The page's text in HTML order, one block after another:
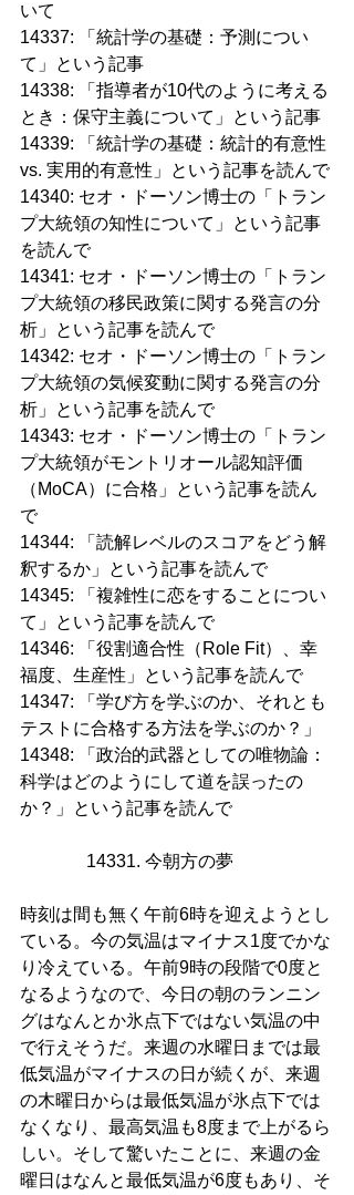
いて
14337: 「統計学の基礎：予測につい
て」という記事
14338: 「指導者が10代のように考える
とき：保守主義について」という記事
14339: 「統計学の基礎：統計的有意性
vs. 実用的有意性」という記事を読んで
14340: セオ・ドーソン博士の「トラン
プ大統領の知性について」という記事
を読んで
14341: セオ・ドーソン博士の「トラン
プ大統領の移民政策に関する発言の分
析」という記事を読んで
14342: セオ・ドーソン博士の「トラン
プ大統領の気候変動に関する発言の分
析」という記事を読んで
14343: セオ・ドーソン博士の「トラン
プ大統領がモントリオール認知評価
（MoCA）に合格」という記事を読ん
で
14344: 「読解レベルのスコアをどう解
釈するか」という記事を読んで
14345: 「複雑性に恋をすることについ
て」という記事を読んで
14346: 「役割適合性（Role Fit）、幸
福度、生産性」という記事を読んで
14347: 「学び方を学ぶのか、それとも
テストに合格する方法を学ぶのか？」
14348: 「政治的武器としての唯物論：
科学はどのようにして道を誤ったの
か？」という記事を読んで
14331. 今朝方の夢
時刻は間も無く午前6時を迎えようとし
ている。今の気温はマイナス1度でかな
り冷えている。午前9時の段階で0度と
なるようなので、今日の朝のランニン
グはなんとか氷点下ではない気温の中
で行えそうだ。来週の水曜日までは最
低気温がマイナスの日が続くが、来週
の木曜日からは最低気温が氷点下では
なくなり、最高気温も8度まで上がるら
しい。そして驚いたことに、来週の金
曜日はなんと最低気温が6度もあり、そ